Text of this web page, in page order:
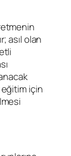
asıl olan
eğitim için